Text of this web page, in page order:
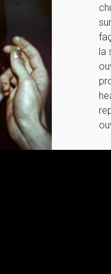
la